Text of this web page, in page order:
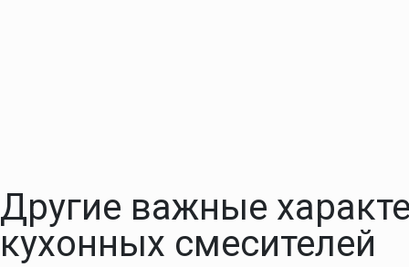
Другие важные
кухонных смесителей